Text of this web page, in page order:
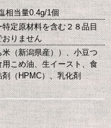
相当量0.4g/1個
定原材料を含む２８品目
おりません
（新潟県産））、小豆つ
こめ油、生イースト、食
（HPMC）、乳化剤